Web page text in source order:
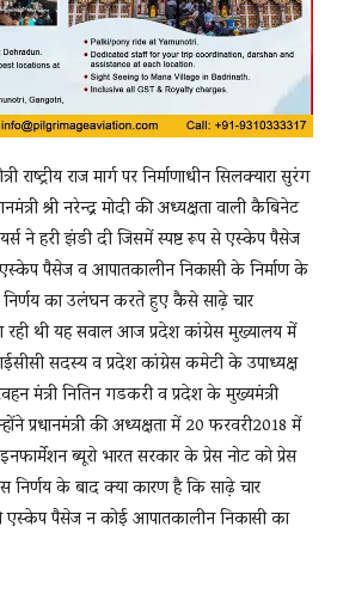
राष्ट्रीय राज मार्ग पर निर्माणाधीन सिलक्यारा सुरंग
श्री नरेन्द्र मोदी की अध्यक्षता वाली कैबिनेट
ने हरी झंडी दी जिसमें स्पष्ट रूप से एस्केप पैसेज
पैसेज व आपातकालीन निकासी के निर्माण के
निर्णय का उलंघन करते हुए कैसे साढ़े चार
रही थी यह सवाल आज प्रदेश कांग्रेस मुख्यालय में
सदस्य व प्रदेश कांग्रेस कमेटी के उपाध्यक्ष
मंत्री नितिन गडकरी व प्रदेश के मुख्यमंत्री
प्रधानमंत्री की अध्यक्षता में 20 फरवरी2018 में
ब्यूरो भारत सरकार के प्रेस नोट को प्रेस
निर्णय के बाद क्या कारण है कि साढ़े चार
एस्केप पैसेज न कोई आपातकालीन निकासी का